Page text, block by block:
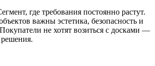
где требования постоянно растут.
важны эстетика, безопасность и
не хотят возиться с досками —